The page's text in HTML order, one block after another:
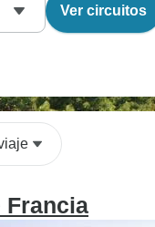
Ver circuitos
Francia